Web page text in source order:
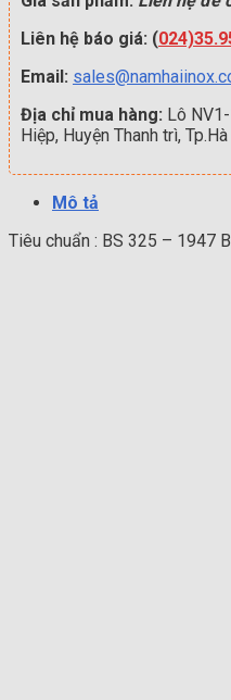
Liên hệ báo giá: (
Email:
Địa chỉ mua hàng: Lô
Hiệp, Huyện Thanh trì,
Mô tả
Tiêu chuẩn : BS 325 – 1947